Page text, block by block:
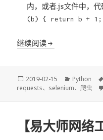
内，或者.js文件中，
(b) { return b +
继续阅读Python爬虫完全
发
布
2019-02-15
分
类
Python
requests、 selenium、爬虫
【易大师网